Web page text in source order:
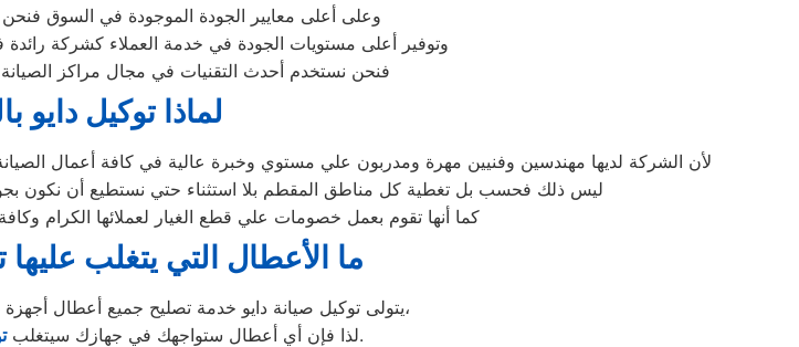
وعلى أعلى معايير الجودة الموجودة في السوق فنحن
وتوفير أعلى مستويات الجودة في خدمة العملاء كشركة رائدة
فنحن نستخدم أحدث التقنيات في مجال مراكز
لماذا توكيل دايو
لأن الشركة لديها مهندسين وفنيين مهرة ومدربون علي مستوي وخبرة عالية في كافة أعمال
ليس ذلك فحسب بل تغطية كل مناطق المقطم بلا استثناء حتي نستطيع أن نكون
كما أنها تقوم بعمل خصومات علي قطع الغيار لعملائها الكرام
ما الأعطال التي يتغلب
يتولى توكيل صيانة دايو خدمة تصليح جميع أعطال أجهزة دايو من ثلاجات وغسالات وديب فريزرات،
لذا فإن أي أعطال ستواجهك في جهازك سيتغلبعليها بأعلى جودة ممكنة.